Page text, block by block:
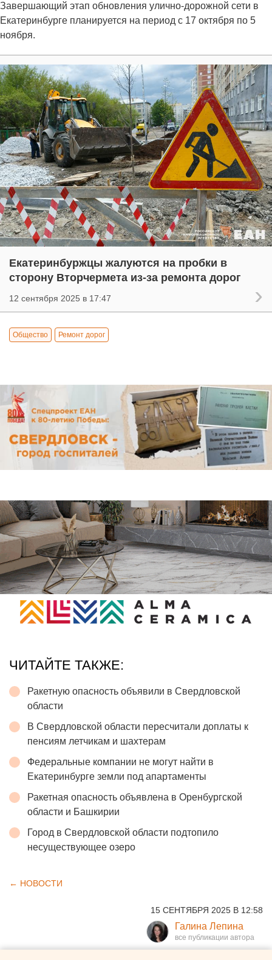
Завершающий этап обновления улично-дорожной сети в
Екатеринбурге планируется на период с 17 октября по 5
ноября.
Екатеринбуржцы жалуются на пробки в
сторону Вторчермета из-за ремонта дорог
12 сентября 2025 в 17:47
Общество Ремонт дорог
ЧИТАЙТЕ ТАКЖЕ:
Ракетную опасность объявили в Свердловской
области
В Свердловской области пересчитали доплаты к
пенсиям летчикам и шахтерам
Федеральные компании не могут найти в
Екатеринбурге земли под апартаменты
Ракетная опасность объявлена в Оренбургской
области и Башкирии
Город в Свердловской области подтопило
несуществующее озеро
← НОВОСТИ
15 СЕНТЯБРЯ 2025 В 12:58
Галина Лепина